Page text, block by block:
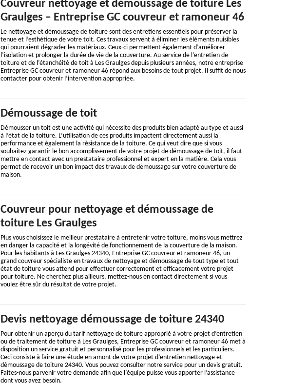
Couvreur nettoyage et démoussage de toiture Les
Graulges – Entreprise GC couvreur et ramoneur 46
Le nettoyage et démoussage de toiture sont des entretiens essentiels pour préserver la
tenue et l’esthétique de votre toit. Ces travaux servent à éliminer les éléments nuisibles
qui pourraient dégrader les matériaux. Ceux-ci permettent également d’améliorer
l’isolation et prolonger la durée de vie de la couverture. Au service de l’entretien de
toiture et de l’étanchéité de toit à Les Graulges depuis plusieurs années, notre entreprise
Entreprise GC couvreur et ramoneur 46 répond aux besoins de tout projet. Il suffit de nous
contacter pour obtenir l’intervention appropriée.
Démoussage de toit
Démousser un toit est une activité qui nécessite des produits bien adapté au type et aussi
à l’état de la toiture. L’utilisation de ces produits impactent directement aussi la
performance et également la résistance de la toiture. Ce qui veut dire que si vous
souhaitez garantir le bon accomplissement de votre projet de démoussage de toit, il faut
mettre en contact avec un prestataire professionnel et expert en la matière. Cela vous
permet de recevoir un bon impact des travaux de demoussage sur votre couverture de
maison.
Couvreur pour nettoyage et démoussage de
toiture Les Graulges
Plus vous choisissez le meilleur prestataire à entretenir votre toiture, moins vous mettrez
en danger la capacité et la longévité de fonctionnement de la couverture de la maison.
Pour les habitants à Les Graulges 24340, Entreprise GC couvreur et ramoneur 46, un
grand couvreur spécialiste en travaux de nettoyage et démoussage de tout type et tout
état de toiture vous attend pour effectuer correctement et efficacement votre projet
pour toiture. Ne cherchez plus ailleurs, mettez-nous en contact directement si vous
voulez être sûr du résultat de votre projet.
Devis nettoyage démoussage de toiture 24340
Pour obtenir un aperçu du tarif nettoyage de toiture approprié à votre projet d’entretien
ou de traitement de toiture à Les Graulges, Entreprise GC couvreur et ramoneur 46 met à
disposition un service gratuit et personnalisé pour les professionnels et les particuliers.
Ceci consiste à faire une étude en amont de votre projet d’entretien nettoyage et
démoussage de toiture 24340. Vous pouvez consulter notre service pour un devis gratuit.
Faites-nous parvenir votre demande afin que l’équipe puisse vous apporter l’assistance
dont vous avez besoin.